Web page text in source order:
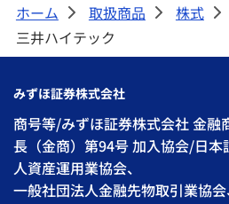
ホーム > 取扱商品 > 株式 >
三井ハイテック
みずほ証券株式会社
商号等/みずほ証券株式会社 金融
長（金商）第94号 加入協会/日
人資産運用業協会、
一般社団法人金融先物取引業協